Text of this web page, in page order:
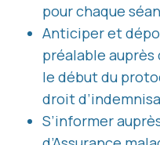
pour chaque
Anticiper et
préalable auprès
le début du
droit
S’informer